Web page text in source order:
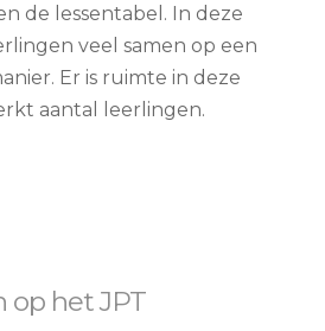
de lessentabel. In deze
veel samen op een
Er is ruimte in deze
aantal leerlingen.
op het JPT